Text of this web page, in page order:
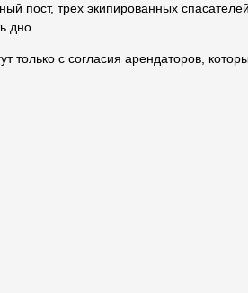
пост, трех экипированных
дно.
только с согласия арендаторов,